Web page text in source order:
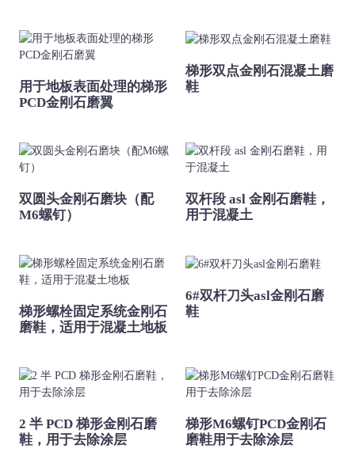
用于地板表面处理的梯形
PCD金刚石磨翼
梯形双点金刚石混凝土磨
鞋
双圆头金刚石磨块（配
M6螺钉）
双杆段 asl 金刚石磨鞋，
用于混凝土
梯形螺栓固定系统金刚石
磨鞋，适用于混凝土地板
6#双杆刀头asl金刚石磨
鞋
2 半 PCD 梯形金刚石磨
鞋，用于去除涂层
梯形M6螺钉PCD金刚石
磨鞋用于去除涂层